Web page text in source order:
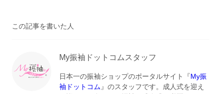
この記事を書いた人
My振袖ドットコムスタッフ
日本一の振袖ショップのポータルサイト『My振
袖ドットコム 』のスタッフです。成人式を迎え